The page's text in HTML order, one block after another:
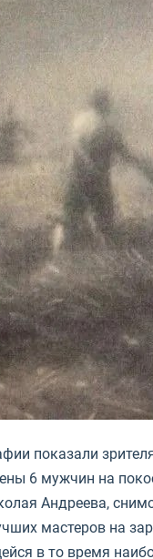
показали
6 мужчин на
Андреева,
мастеров на
в то время